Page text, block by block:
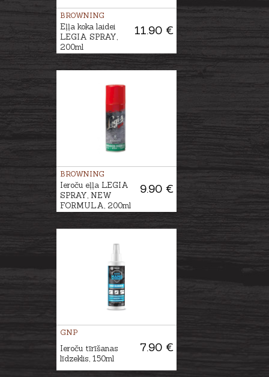
BROWNING
11.90 €
Eļļa koka laidei
LEGIA SPRAY,
200ml
BROWNING
9.90 €
Ieroču eļļa LEGIA
SPRAY, NEW
FORMULA, 200ml
GNP
7.90 €
Ieroču tīrīšanas
līdzeklis, 150ml